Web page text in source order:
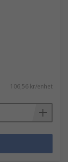
106,56 kr/enhet